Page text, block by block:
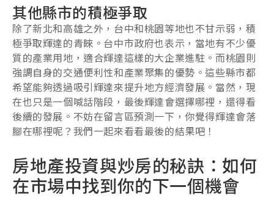
其他縣市的積極爭取
除了新北和高雄之外，台中和桃園等地也不甘示弱，積
極爭取輝達的青睞。台中市政府也表示，當地有不少優
質的產業用地，適合輝達這樣的大企業進駐。而桃園則
強調自身的交通便利性和產業聚集的優勢。這些縣市都
希望能夠透過吸引輝達來提升地方經濟發展。當然，現
在也只是一個喊話階段，最後輝達會選擇哪裡，還得看
後續的發展。不妨在留言區預測一下，你覺得輝達會落
腳在哪裡呢？我們一起來看看最後的結果吧！
房地產投資與炒房的秘訣：如何
在市場中找到你的下一個機會